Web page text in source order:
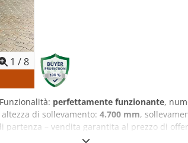
1 /8
perfettamente funzionante,
altezza di sollevamento: 4.700 mm,
partenza – vendita garantita al prezzo di
sollevamento: 4.700 mm Altezza